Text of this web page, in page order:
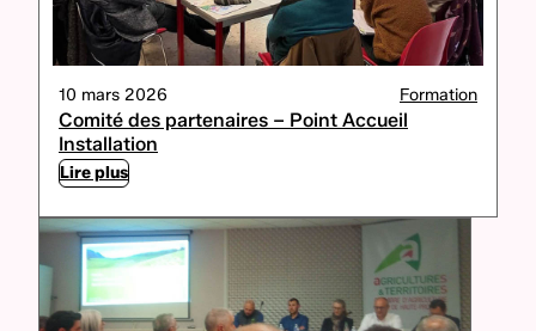
10 mars 2026 Formation
Comité des partenaires – Point Accueil
Installation
Lire plus